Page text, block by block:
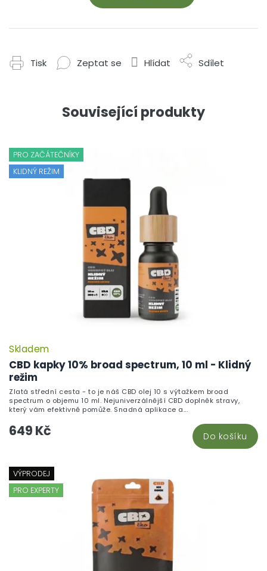
Tisk Zeptat se Hlídat Sdílet
Související produkty
PRO ZAČÁTEČNÍKY
KLIDNÝ REŽIM
CBD kapky 10% broad spectrum, 10 ml - Klidný
režim
Skladem
649 Kč Do košíku
Zlatá střední cesta - to je náš CBD olej 10 s výtažkem broad
spectrum o objemu 10 ml. Nejuniverzálnější CBD doplněk stravy,
který vám efektivně pomůže. Snadná aplikace a...
VÝPRODEJ
PRO EXPERTY